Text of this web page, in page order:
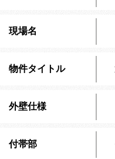
現場名
物件タイトル
外壁仕様
付帯部